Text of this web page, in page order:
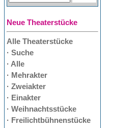
Neue Theaterstücke
Alle Theaterstücke
· Suche
· Alle
· Mehrakter
· Zweiakter
· Einakter
· Weihnachtsstücke
· Freilichtbühnenstücke